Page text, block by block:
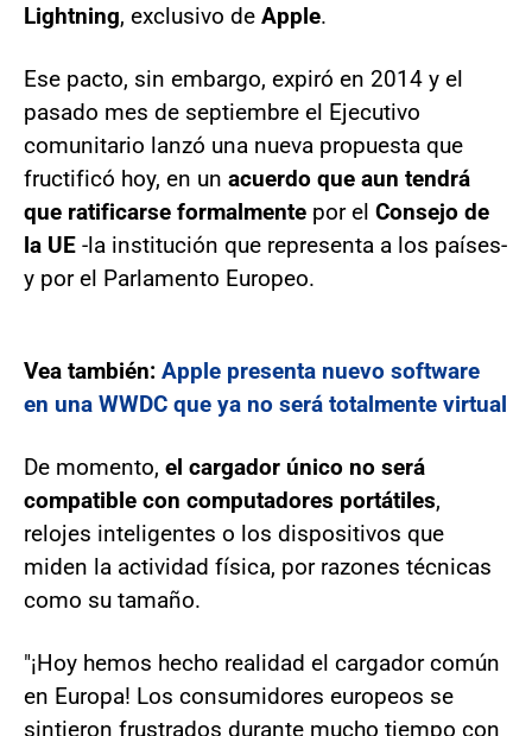
Lightning, exclusivo de Apple.
Ese pacto, sin embargo, expiró en 2014 y el
pasado mes de septiembre el Ejecutivo
comunitario lanzó una nueva propuesta que
fructificó hoy, en un acuerdo que aun tendrá
que ratificarse formalmente por el Consejo de
la UE -la institución que representa a los países-
y por el Parlamento Europeo.
Vea también: Apple presenta nuevo software
en una WWDC que ya no será totalmente virtual
De momento, el cargador único no será
compatible con computadores portátiles,
relojes inteligentes o los dispositivos que
miden la actividad física, por razones técnicas
como su tamaño.
"¡Hoy hemos hecho realidad el cargador común
en Europa! Los consumidores europeos se
sintieron frustrados durante mucho tiempo con